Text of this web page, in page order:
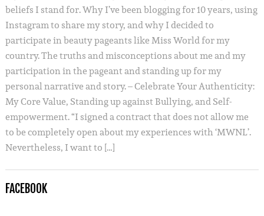
beliefs I stand for. Why I’ve been blogging for 10 years, using
Instagram to share my story, and why I decided to
participate in beauty pageants like Miss World for my
country. The truths and misconceptions about me and my
participation in the pageant and standing up for my
personal narrative and story. – Celebrate Your Authenticity:
My Core Value, Standing up against Bullying, and Self-
empowerment. “I signed a contract that does not allow me
to be completely open about my experiences with ‘MWNL’.
Nevertheless, I want to […]
FACEBOOK